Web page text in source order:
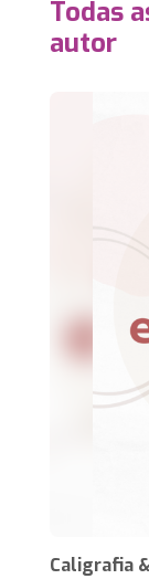
Todas
autor
Caligrafia